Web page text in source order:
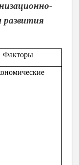
развития
Факторы